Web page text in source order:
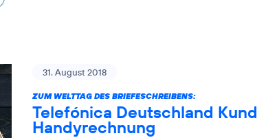
31. August 2018
ZUM WELTTAG DES BRIEFESCHREIBENS:
Telefónica Deutschland
Handyrechnung